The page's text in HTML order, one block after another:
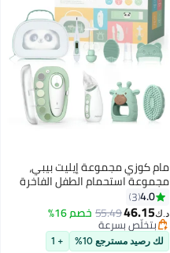
مام كوزي مجموعة إيليت بيبي،
مجموعة استحمام الطفل الفاخرة
ومعداته الأولى، للعناية بالصحة
والتنظيف، مبرد أظافر كهربائي
وشفاط أنفي، حزام تسخين، مقياس
حرارة، فرشاة استحمام، حلقة تسنين،
4.0
3
د.ك‏46.15
55.49خصم 16%
بتخلّص بسرعة
بتخلّص بسرعة
لك رصيد مسترجع 10% + 1